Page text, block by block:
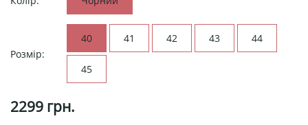
Розмір:
40 41 42 43 44
45
2299 грн.